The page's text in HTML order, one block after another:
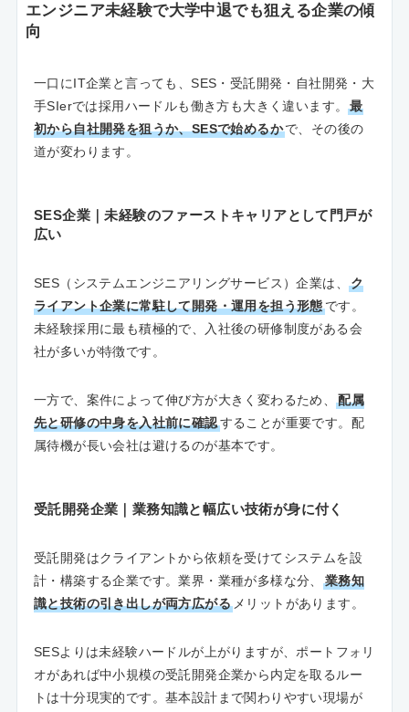
エンジニア未経験で大学中退でも狙える企業の傾
向
一口にIT企業と言っても、SES・受託開発・自社開発・大
手SIerでは採用ハードルも働き方も大きく違います。最
初から自社開発を狙うか、SESで始めるかで、その後の
道が変わります。
SES企業｜未経験のファーストキャリアとして門戸が
広い
SES（システムエンジニアリングサービス）企業は、
ク
ライアント企業に常駐して開発・運用を担う形態です。
未経験採用に最も積極的で、入社後の研修制度がある会
社が多いが特徴です。
一方で、案件によって伸び方が大きく変わるため、配属
先と研修の中身を入社前に確認することが重要です。配
属待機が長い会社は避けるのが基本です。
受託開発企業｜業務知識と幅広い技術が身に付く
受託開発はクライアントから依頼を受けてシステムを設
計・構築する企業です。業界・業種が多様な分、
業務知
識と技術の引き出しが両方広がるメリットがあります。
SESよりは未経験ハードルが上がりますが、ポートフォリ
オがあれば中小規模の受託開発企業から内定を取るルー
トは十分現実的です。基本設計まで関わりやすい現場が